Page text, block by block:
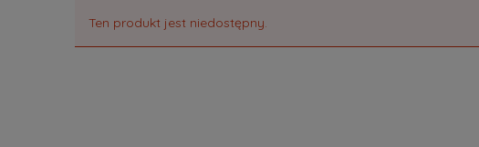
Ten produkt jest niedostępny.